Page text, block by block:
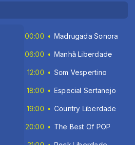
00:00 Madrugada Sonora
06:00 Manhã Liberdade
12:00 Som Vespertino
18:00 Especial Sertanejo
19:00 Country Liberdade
20:00 The Best Of POP